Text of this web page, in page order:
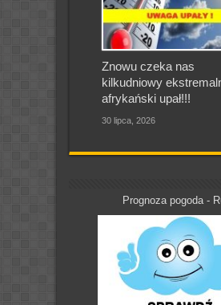
Znowu czeka nas
kilkudniowy
afrykański upał!!!
30 lipca, 2026
Prognoza pogoda -